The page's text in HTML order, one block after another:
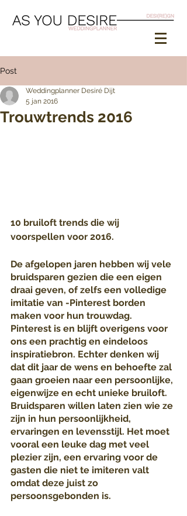
Post
Trouwtrends 2016
Weddingplanner Desiré Dijt
5 jan 2016
10 bruiloft trends die wij
voorspellen voor 2016.
De afgelopen jaren hebben wij vele
bruidsparen gezien die een eigen
draai geven, of zelfs een volledige
imitatie van -Pinterest borden
maken voor hun trouwdag.
Pinterest is en blijft overigens voor
ons een prachtig en eindeloos
inspiratiebron. Echter denken wij
dat dit jaar de wens en behoefte zal
gaan groeien naar een persoonlijke,
eigenwijze en echt unieke bruiloft.
Bruidsparen willen laten zien wie ze
zijn in hun persoonlijkheid,
ervaringen en levensstijl. Het moet
vooral een leuke dag met veel
plezier zijn, een ervaring voor de
gasten die niet te imiteren valt
omdat deze juist zo
persoonsgebonden is.